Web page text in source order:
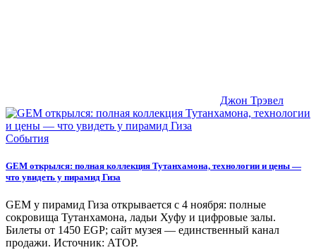
Джон Трэвел
События
GEM открылся: полная коллекция Тутанхамона, технологии и цены —
что увидеть у пирамид Гиза
GEM у пирамид Гиза открывается с 4 ноября: полные
сокровища Тутанхамона, ладьи Хуфу и цифровые залы.
Билеты от 1450 EGP; сайт музея — единственный канал
продажи. Источник: АТОР.